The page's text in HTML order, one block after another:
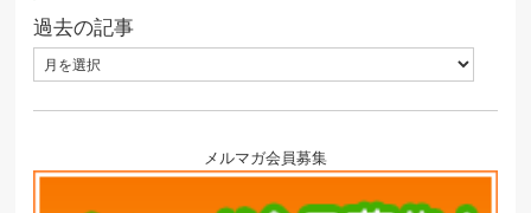
過去の記事
メルマガ会員募集